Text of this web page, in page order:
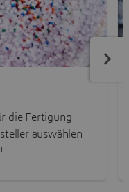
die Fertigung
auswählen